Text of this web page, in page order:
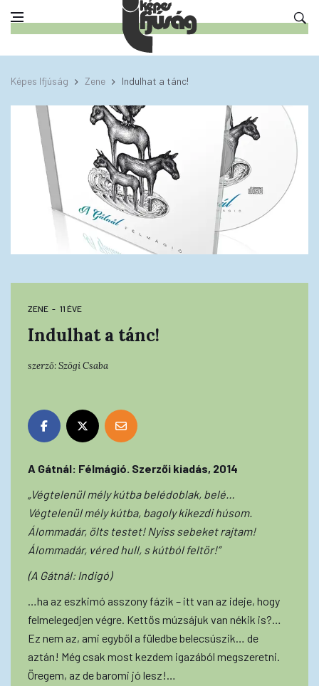
Képes Ifjúság Zene Indulhat a tánc!
ZENE 11 ÉVE
Indulhat a tánc!
szerző:Szögi Csaba
A Gátnál: Félmágió. Szerzői kiadás, 2014
„Végtelenül mély kútba belédoblak, belé…
Végtelenül mély kútba, bagoly kikezdi húsom.
Álommadár, ölts testet! Nyiss sebeket rajtam!
Álommadár, véred hull, s kútból feltör!”
(A Gátnál: Indigó)
…ha az eszkimó asszony fázik – itt van az ideje, hogy
felmelegedjen végre. Kettős múzsájuk van nékik is?…
Ez nem az, ami egyből a füledbe belecsúszik… de
aztán! Még csak most kezdem igazából megszeretni.
Öregem, az de baromi jó lesz!…